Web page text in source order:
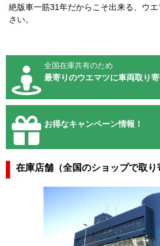
絶版車一筋31年だからこそ出来る、ウ
さい。
全国在庫共有のため
最寄りのウエマツに車両取り寄
お得なキャンペーン情報！
在庫店舗（全国のショップで取り